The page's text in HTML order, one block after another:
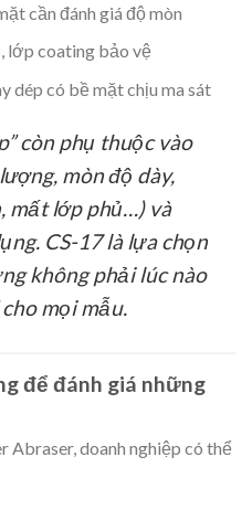
cần đánh giá độ mòn
, lớp coating bảo vệ
dép có bề mặt chịu ma sát
còn phụ thuộc vào
mòn độ dày,
mất lớp phủ…) và
CS-17 là lựa chọn
không phải lúc nào
mọi mẫu.
để đánh giá những
Abraser, doanh nghiệp có thể